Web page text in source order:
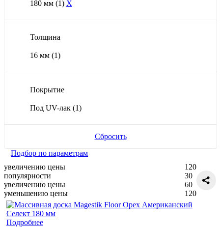
180 мм (1) X
Толщина
16 мм (1)
Покрытие
Под UV-лак (1)
Сбросить
Подбор по параметрам
увеличению цены
популярности
увеличению цены
уменьшению цены
120
30
60
120
Подробнее